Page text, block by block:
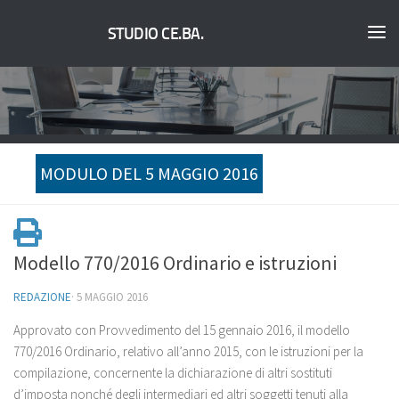
STUDIO CE.BA.
MODULO DEL 5 MAGGIO 2016
Modello 770/2016 Ordinario e istruzioni
REDAZIONE· 5 MAGGIO 2016
Approvato con Provvedimento del 15 gennaio 2016, il modello
770/2016 Ordinario, relativo all’anno 2015, con le istruzioni per la
compilazione, concernente la dichiarazione di altri sostituti
d’imposta nonché degli intermediari ed altri soggetti tenuti alla